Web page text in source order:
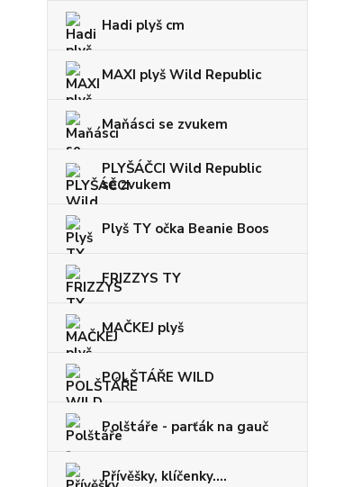
Hadi plyš cm
MAXI plyš Wild Republic
Maňásci se zvukem
PLYŠÁČCI Wild Republic
se zvukem
Plyš TY očka Beanie Boos
FRIZZYS TY
MAČKEJ plyš
POLŠTÁŘE WILD
Polštáře - parťák na gauč
Přívěšky, klíčenky....